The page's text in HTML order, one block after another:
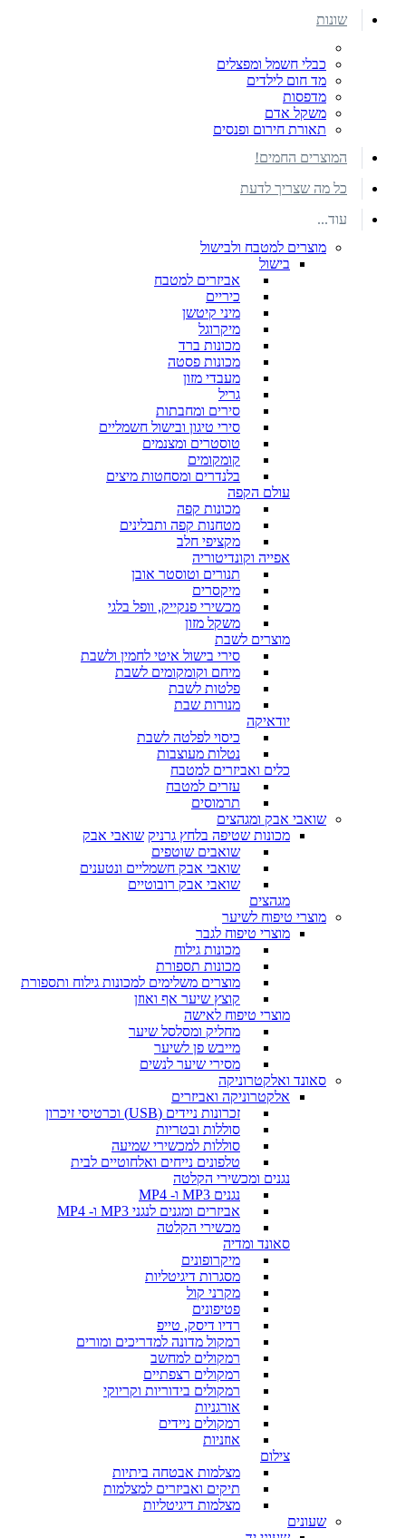
שונות
כבלי חשמל ומפצלים
מד חום לילדים
מדפסות
משקל אדם
תאורת חירום ופנסים
המוצרים החמים!
כל מה שצריך לדעת
עוד...
מוצרים למטבח ולבישול
בישול
אביזרים למטבח
כיריים
מיני קיטשן
מיקרוגל
מכונות ברד
מכונות פסטה
מעבדי מזון
גריל
סירים ומחבתות
סירי טיגון ובישול חשמליים
טוסטרים ומצנמים
קומקומים
בלנדרים ומסחטות מיצים
עולם הקפה
מכונות קפה
מטחנות קפה ותבלינים
מקציפי חלב
אפייה וקונדיטוריה
תנורים וטוסטר אובן
מיקסרים
מכשירי פנקייק, וופל בלגי
משקל מזון
מוצרים לשבת
סירי בישול איטי לחמין ולשבת
מיחם וקומקומים לשבת
פלטות לשבת
מנורות שבת
יודאיקה
כיסוי לפלטה לשבת
נטלות מעוצבות
כלים ואביזרים למטבח
עזרים למטבח
תרמוסים
שואבי אבק ומגהצים
מכונות שטיפה בלחץ גרניק שואבי אבק
שואבים שוטפים
שואבי אבק חשמליים ונטענים
שואבי אבק רובוטיים
מגהצים
מוצרי טיפוח לשיער
מוצרי טיפוח לגבר
מכונות גילוח
מכונות תספורת
מוצרים משלימים למכונות גילוח ותספורת
קוצץ שיער אף ואוזן
מוצרי טיפוח לאישה
מחליק ומסלסל שיער
מייבש פן לשיער
מסירי שיער לנשים
סאונד ואלקטרוניקה
אלקטרוניקה ואביזרים
זכרונות ניידים (USB) וכרטיסי זיכרון
סוללות ובטריות
סוללות למכשירי שמיעה
טלפונים נייחים ואלחוטיים לבית
נגנים ומכשירי הקלטה
נגנים MP3 ו- MP4
אביזרים ומגנים לנגני MP3 ו- MP4
מכשירי הקלטה
סאונד ומדיה
מיקרופונים
מסגרות דיגיטליות
מקרני קול
פטיפונים
רדיו דיסק, טייפ
רמקול מדונה למדריכים ומורים
רמקולים למחשב
רמקולים רצפתיים
רמקולים בידוריות וקריוקי
אורגניות
רמקולים ניידים
אוזניות
צילום
מצלמות אבטחה ביתיות
תיקים ואביזרים למצלמות
מצלמות דיגיטליות
שעונים